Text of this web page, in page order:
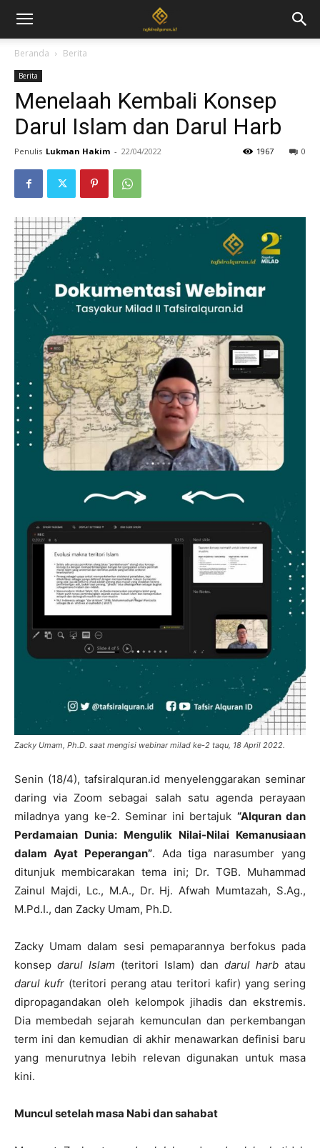
Beranda Berita
Berita
Menelaah Kembali Konsep
Darul Islam dan Darul Harb
Penulis Lukman Hakim - 22/04/2022 0
1967
Zacky Umam, Ph.D. saat mengisi webinar milad ke-2 taqu, 18 April 2022.
Senin (18/4), tafsiralquran.id menyelenggarakan seminar
daring via Zoom sebagai salah satu agenda perayaan
miladnya yang ke-2. Seminar ini bertajuk “Alquran dan
Perdamaian Dunia: Mengulik Nilai-Nilai Kemanusiaan
dalam Ayat Peperangan”. Ada tiga narasumber yang
ditunjuk membicarakan tema ini; Dr. TGB. Muhammad
Zainul Majdi, Lc., M.A., Dr. Hj. Afwah Mumtazah, S.Ag.,
M.Pd.I., dan Zacky Umam, Ph.D.
Zacky Umam dalam sesi pemaparannya berfokus pada
konsep darul Islam (teritori Islam) dan darul harb atau
darul kufr (teritori perang atau teritori kafir) yang sering
dipropagandakan oleh kelompok jihadis dan ekstremis.
Dia membedah sejarah kemunculan dan perkembangan
term ini dan kemudian di akhir menawarkan definisi baru
yang menurutnya lebih relevan digunakan untuk masa
kini.
Muncul setelah masa Nabi dan sahabat